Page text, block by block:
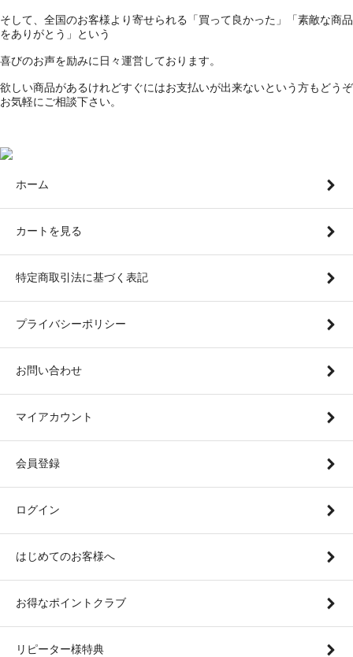
そして、全国のお客様より寄せられる「買って良かった」「素敵な商品
をありがとう」という
喜びのお声を励みに日々運営しております。
欲しい商品があるけれどすぐにはお支払いが出来ないという方もどうぞ
お気軽にご相談下さい。
ホーム
カートを見る
特定商取引法に基づく表記
プライバシーポリシー
お問い合わせ
マイアカウント
会員登録
ログイン
はじめてのお客様へ
お得なポイントクラブ
リピーター様特典